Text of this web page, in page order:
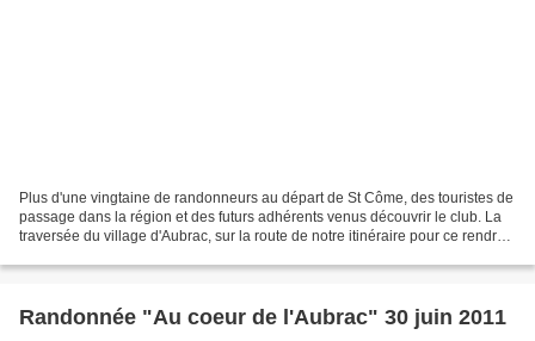
Plus d'une vingtaine de randonneurs au départ de St Côme, des touristes de
passage dans la région et des futurs adhérents venus découvrir le club. La
traversée du village d'Aubrac, sur la route de notre itinéraire pour ce rendre
Randonnée "Au coeur de l'Aubrac" 30 juin 2011